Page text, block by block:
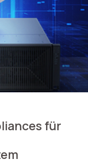
für